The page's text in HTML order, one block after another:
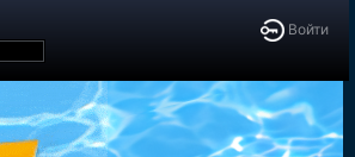
Войти